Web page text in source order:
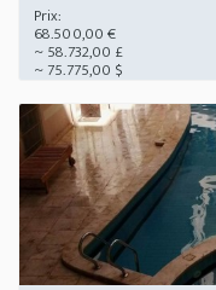
Prix:
68.500,00 €
~ 58.732,00 £
~ 75.775,00 $